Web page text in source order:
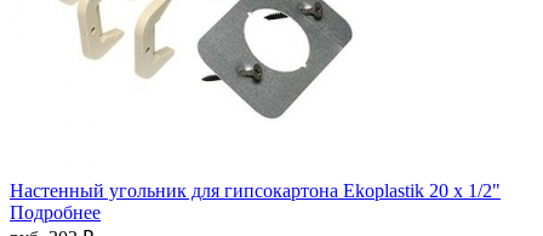
Настенный угольник для гипсокартона Ekoplastik 20 x 1/2"
Подробнее